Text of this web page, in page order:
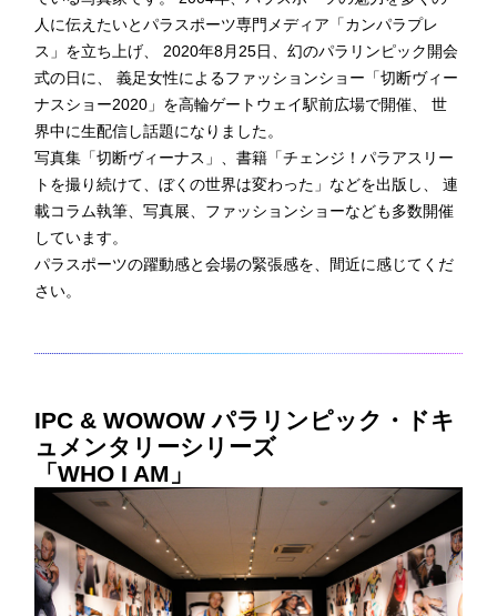
人に伝えたいとパラスポーツ専門メディア「カンパラプレ
ス」を立ち上げ、 2020年8月25日、幻のパラリンピック開会
式の日に、 義足女性によるファッションショー「切断ヴィー
ナスショー2020」を高輪ゲートウェイ駅前広場で開催、 世
界中に生配信し話題になりました。
写真集「切断ヴィーナス」、書籍「チェンジ！パラアスリー
トを撮り続けて、ぼくの世界は変わった」などを出版し、 連
載コラム執筆、写真展、ファッションショーなども多数開催
しています。
パラスポーツの躍動感と会場の緊張感を、間近に感じてくだ
さい。
IPC & WOWOW パラリンピック・ドキ
ュメンタリーシリーズ
「WHO I AM」